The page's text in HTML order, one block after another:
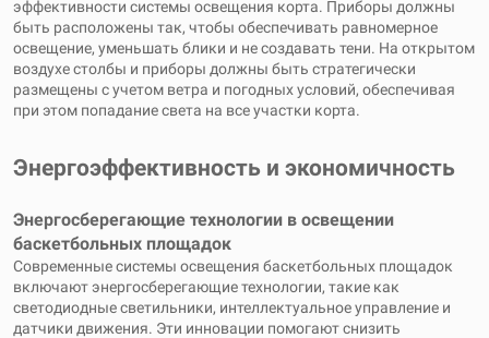
эффективности системы освещения корта. Приборы должны
быть расположены так, чтобы обеспечивать равномерное
освещение, уменьшать блики и не создавать тени. На открытом
воздухе столбы и приборы должны быть стратегически
размещены с учетом ветра и погодных условий, обеспечивая
при этом попадание света на все участки корта.
Энергоэффективность и экономичность
Энергосберегающие технологии в освещении
баскетбольных площадок
Современные системы освещения баскетбольных площадок
включают энергосберегающие технологии, такие как
светодиодные светильники, интеллектуальное управление и
датчики движения. Эти инновации помогают снизить